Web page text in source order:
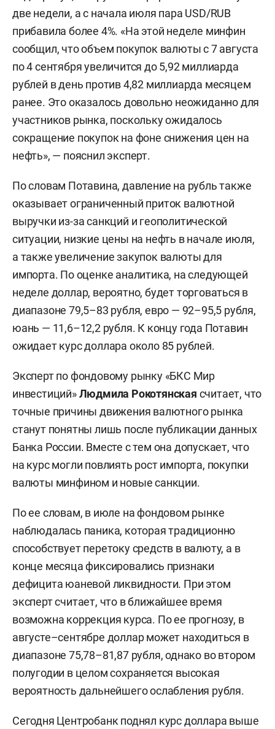
две недели, а с начала июля пара USD/RUB
прибавила более 4%. «На этой неделе минфин
сообщил, что объем покупок валюты с 7 августа
по 4 сентября увеличится до 5,92 миллиарда
рублей в день против 4,82 миллиарда месяцем
ранее. Это оказалось довольно неожиданно для
участников рынка, поскольку ожидалось
сокращение покупок на фоне снижения цен на
нефть», — пояснил эксперт.
По словам Потавина, давление на рубль также
оказывает ограниченный приток валютной
выручки из-за санкций и геополитической
ситуации, низкие цены на нефть в начале июля,
а также увеличение закупок валюты для
импорта. По оценке аналитика, на следующей
неделе доллар, вероятно, будет торговаться в
диапазоне 79,5–83 рубля, евро — 92–95,5 рубля,
юань — 11,6–12,2 рубля. К концу года Потавин
ожидает курс доллара около 85 рублей.
Эксперт по фондовому рынку «БКС Мир
инвестиций»Людмила Рокотянская считает, что
точные причины движения валютного рынка
станут понятны лишь после публикации данных
Банка России. Вместе с тем она допускает, что
на курс могли повлиять рост импорта, покупки
валюты минфином и новые санкции.
По ее словам, в июле на фондовом рынке
наблюдалась паника, которая традиционно
способствует перетоку средств в валюту, а в
конце месяца фиксировались признаки
дефицита юаневой ликвидности. При этом
эксперт считает, что в ближайшее время
возможна коррекция курса. По ее прогнозу, в
августе–сентябре доллар может находиться в
диапазоне 75,78–81,87 рубля, однако во втором
полугодии в целом сохраняется высокая
вероятность дальнейшего ослабления рубля.
Сегодня Центробанкподнял курс доллара выше